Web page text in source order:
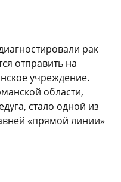
рак
отправить на
учреждение.
области,
стало одной из
«прямой линии»